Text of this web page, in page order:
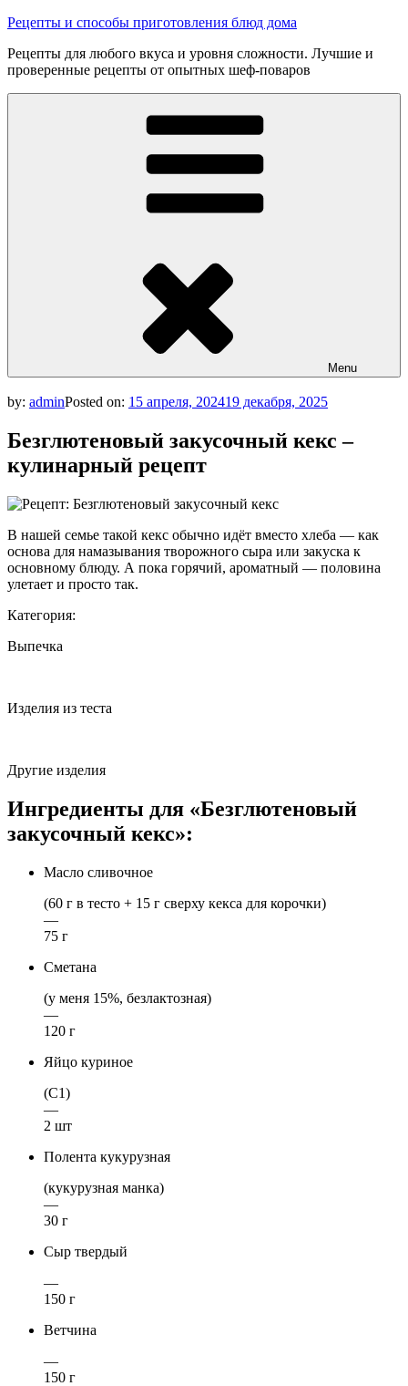
Skip
content
Рецепты и способы приготовления блюд дома
Рецепты для любого вкуса и уровня сложности. Лучшие и
проверенные рецепты от опытных шеф-поваров
Menu
by: adminPosted on: 15 апреля, 202419 декабря, 2025
Безглютеновый закусочный кекс –
кулинарный рецепт
В нашей семье такой кекс обычно идёт вместо хлеба — как
основа для намазывания творожного сыра или закуска к
основному блюду. А пока горячий, ароматный — половина
улетает и просто так.
Категория:
Выпечка
Изделия из теста
Другие изделия
Ингредиенты для «Безглютеновый
закусочный кекс»:
Масло сливочное
(60 г в тесто + 15 г сверху кекса для корочки)
—
75 г
Сметана
(у меня 15%, безлактозная)
—
120 г
Яйцо куриное
(С1)
—
2 шт
Полента кукурузная
(кукурузная манка)
—
30 г
Сыр твердый
—
150 г
Ветчина
—
150 г